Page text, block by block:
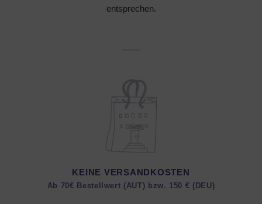
entsprechen.
KEINE VERSANDKOSTEN
Ab 70€ Bestellwert (AUT) bzw. 150 € (DEU)